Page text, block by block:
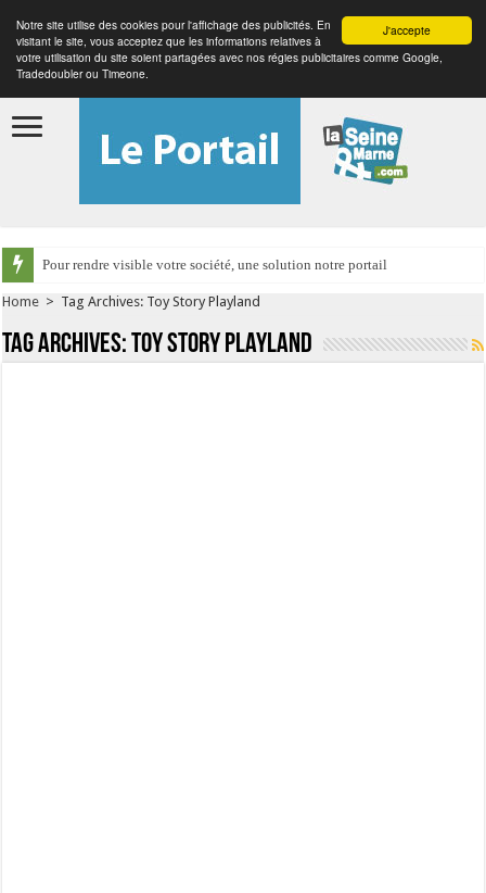
J'accepte
Notre site utilise des cookies pour l'affichage des publicités. En
visitant le site, vous acceptez que les informations relatives à
votre utilisation du site soient partagées avec nos régies publicitaires comme Google,
Tradedoubler ou Timeone.
Pour rendre visible votre société, une solution notre portail
Home > Tag Archives: Toy Story Playland
Tag Archives:Toy Story Playland